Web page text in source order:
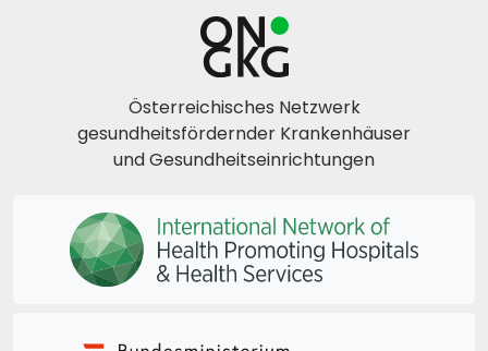
Österreichisches Netzwerk
gesundheitsfördernder Krankenhäuser
und Gesundheitseinrichtungen